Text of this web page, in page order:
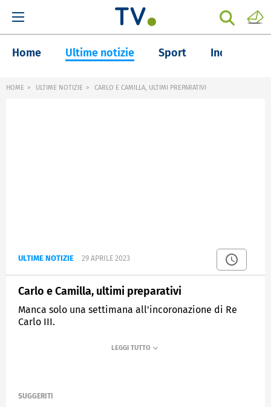
Home Ultime notizie Sport Inchieste
HOME ULTIME NOTIZIE CARLO E CAMILLA, ULTIMI PREPARATIVI
ULTIME NOTIZIE 29 APRILE 2023
Carlo e Camilla, ultimi preparativi
Manca solo una settimana all'incoronazione di Re
Carlo III.
STUDIOAPERTO
SUGGERITI